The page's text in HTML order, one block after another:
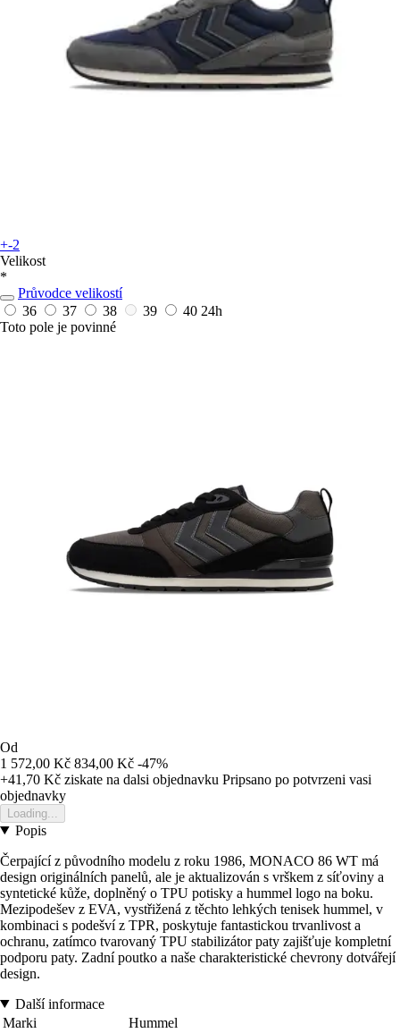
+-2
Velikost
*
Průvodce velikostí
36
37 38 39 40 24h
Toto pole je povinné
Od
1 572,00 Kč 834,00 Kč -47%
+41,70 Kč ziskate na dalsi objednavku Pripsano po potvrzeni vasi
objednavky
Loading...
Popis
Čerpající z původního modelu z roku 1986, MONACO 86 WT má
design originálních panelů, ale je aktualizován s vrškem z síťoviny a
syntetické kůže, doplněný o TPU potisky a hummel logo na boku.
Mezipodešev z EVA, vystřižená z těchto lehkých tenisek hummel, v
kombinaci s podešví z TPR, poskytuje fantastickou trvanlivost a
ochranu, zatímco tvarovaný TPU stabilizátor paty zajišťuje kompletní
podporu paty. Zadní poutko a naše charakteristické chevrony dotvářejí
design.
Další informace
Marki
Hummel